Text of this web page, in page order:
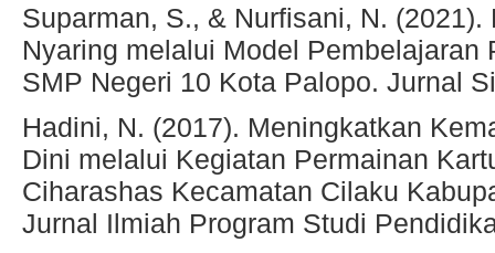
Suparman, S., & Nurfisani, N.
Nyaring melalui Model
SMP Negeri 10 Kota Palopo. Jurnal
Hadini, N. (2017). Meningkatkan
Dini melalui Kegiatan Permainan
Ciharashas Kecamatan Cilaku
Jurnal Ilmiah Program Studi